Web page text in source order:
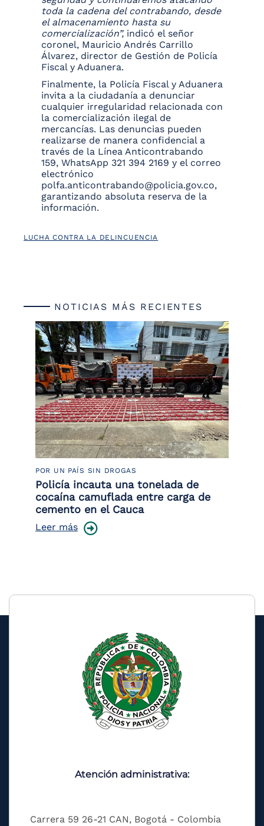
toda la cadena del contrabando, desde
el almacenamiento hasta su
comercialización”, indicó el señor
coronel, Mauricio Andrés Carrillo
Álvarez, director de Gestión de Policía
Fiscal y Aduanera.
Finalmente, la Policía Fiscal y Aduanera
invita a la ciudadanía a denunciar
cualquier irregularidad relacionada con
la comercialización ilegal de
mercancías. Las denuncias pueden
realizarse de manera confidencial a
través de la Línea Anticontrabando
159, WhatsApp 321 394 2169 y el correo
electrónico
polfa.anticontrabando@policia.gov.co,
garantizando absoluta reserva de la
información.
LUCHA CONTRA LA DELINCUENCIA
NOTICIAS MÁS RECIENTES
POR UN PAÍS SIN DROGAS
Policía incauta una tonelada de
cocaína camuflada entre carga de
cemento en el Cauca
Leer más
Atención administrativa:
Carrera 59 26-21 CAN, Bogotá - Colombia